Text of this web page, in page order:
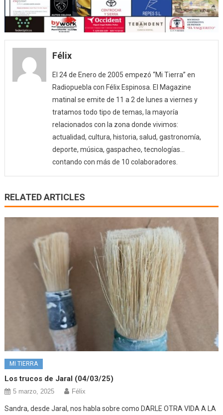
Félix
El 24 de Enero de 2005 empezó “Mi Tierra” en
Radiopuebla con Félix Espinosa. El Magazine
matinal se emite de 11 a 2 de lunes a viernes y
tratamos todo tipo de temas, la mayoría
relacionados con la zona donde vivimos:
actualidad, cultura, historia, salud, gastronomía,
deporte, música, gaspacheo, tecnologías…
contando con más de 10 colaboradores.
RELATED ARTICLES
MI TIERRA
Los trucos de Jaral (04/03/25)
5 marzo, 2025 Félix
Sandra, desde Jaral, nos habla sobre como DARLE OTRA VIDA A LA